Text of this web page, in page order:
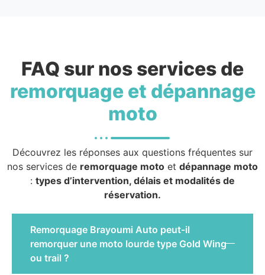
FAQ sur nos services de
remorquage et dépannage
moto
Découvrez les réponses aux questions fréquentes sur
nos services de remorquage moto et dépannage moto
: types d’intervention, délais et modalités de
réservation.
Remorquage Brayoumi Auto peut-il
remorquer une moto lourde type Gold Wing
ou trail ?